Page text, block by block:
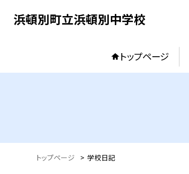
浜頓別町立浜頓別中学校
トップページ
トップページ > 学校日記